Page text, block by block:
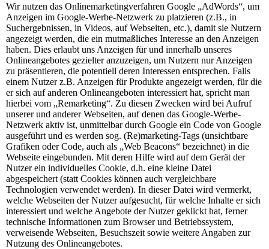
Wir nutzen das Onlinemarketingverfahren Google „AdWords“, um
Anzeigen im Google-Werbe-Netzwerk zu platzieren (z.B., in
Suchergebnissen, in Videos, auf Webseiten, etc.), damit sie Nutzern
angezeigt werden, die ein mutmaßliches Interesse an den Anzeigen
haben. Dies erlaubt uns Anzeigen für und innerhalb unseres
Onlineangebotes gezielter anzuzeigen, um Nutzern nur Anzeigen
zu präsentieren, die potentiell deren Interessen entsprechen. Falls
einem Nutzer z.B. Anzeigen für Produkte angezeigt werden, für die
er sich auf anderen Onlineangeboten interessiert hat, spricht man
hierbei vom „Remarketing“. Zu diesen Zwecken wird bei Aufruf
unserer und anderer Webseiten, auf denen das Google-Werbe-
Netzwerk aktiv ist, unmittelbar durch Google ein Code von Google
ausgeführt und es werden sog. (Re)marketing-Tags (unsichtbare
Grafiken oder Code, auch als „Web Beacons“ bezeichnet) in die
Webseite eingebunden. Mit deren Hilfe wird auf dem Gerät der
Nutzer ein individuelles Cookie, d.h. eine kleine Datei
abgespeichert (statt Cookies können auch vergleichbare
Technologien verwendet werden). In dieser Datei wird vermerkt,
welche Webseiten der Nutzer aufgesucht, für welche Inhalte er sich
interessiert und welche Angebote der Nutzer geklickt hat, ferner
technische Informationen zum Browser und Betriebssystem,
verweisende Webseiten, Besuchszeit sowie weitere Angaben zur
Nutzung des Onlineangebotes.